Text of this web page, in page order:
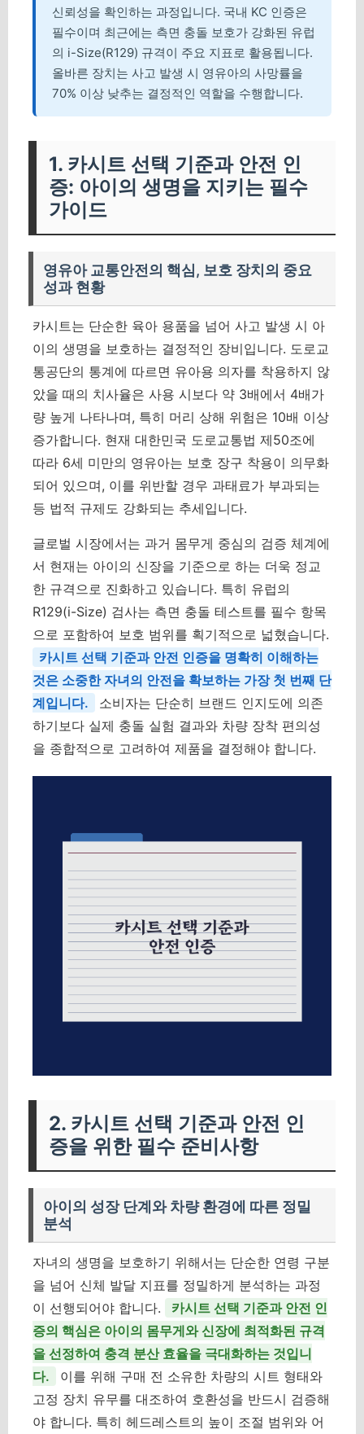
신뢰성을 확인하는 과정입니다. 국내 KC 인증은
필수이며 최근에는 측면 충돌 보호가 강화된 유럽
의 i-Size(R129) 규격이 주요 지표로 활용됩니다.
올바른 장치는 사고 발생 시 영유아의 사망률을
70% 이상 낮추는 결정적인 역할을 수행합니다.
1. 카시트 선택 기준과 안전 인
증: 아이의 생명을 지키는 필수
가이드
영유아 교통안전의 핵심, 보호 장치의 중요
성과 현황
카시트는 단순한 육아 용품을 넘어 사고 발생 시 아
이의 생명을 보호하는 결정적인 장비입니다. 도로교
통공단의 통계에 따르면 유아용 의자를 착용하지 않
았을 때의 치사율은 사용 시보다 약 3배에서 4배가
량 높게 나타나며, 특히 머리 상해 위험은 10배 이상
증가합니다. 현재 대한민국 도로교통법 제50조에
따라 6세 미만의 영유아는 보호 장구 착용이 의무화
되어 있으며, 이를 위반할 경우 과태료가 부과되는
등 법적 규제도 강화되는 추세입니다.
글로벌 시장에서는 과거 몸무게 중심의 검증 체계에
서 현재는 아이의 신장을 기준으로 하는 더욱 정교
한 규격으로 진화하고 있습니다. 특히 유럽의
R129(i-Size) 검사는 측면 충돌 테스트를 필수 항목
으로 포함하여 보호 범위를 획기적으로 넓혔습니다.
카시트 선택 기준과 안전 인증을 명확히 이해하는
것은 소중한 자녀의 안전을 확보하는 가장 첫 번째 단
계입니다.
소비자는 단순히 브랜드 인지도에 의존
하기보다 실제 충돌 실험 결과와 차량 장착 편의성
을 종합적으로 고려하여 제품을 결정해야 합니다.
2. 카시트 선택 기준과 안전 인
증을 위한 필수 준비사항
아이의 성장 단계와 차량 환경에 따른 정밀
분석
자녀의 생명을 보호하기 위해서는 단순한 연령 구분
을 넘어 신체 발달 지표를 정밀하게 분석하는 과정
이 선행되어야 합니다.
카시트 선택 기준과 안전 인
증의 핵심은 아이의 몸무게와 신장에 최적화된 규격
을 선정하여 충격 분산 효율을 극대화하는 것입니
다.
이를 위해 구매 전 소유한 차량의 시트 형태와
고정 장치 유무를 대조하여 호환성을 반드시 검증해
야 합니다. 특히 헤드레스트의 높이 조절 범위와 어